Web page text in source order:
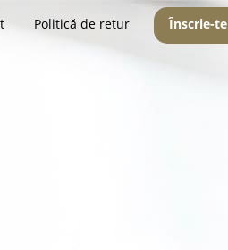
Politică de retur Înscrie-te